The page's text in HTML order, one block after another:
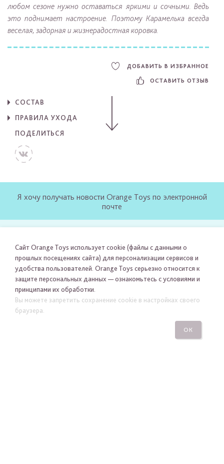
любом сезоне нужно оставаться яркими и сочными. Ведь
это поднимает настроение. Поэтому Карамелька всегда
веселая, задорная и жизнерадостная коровка.
ДОБАВИТЬ В ИЗБРАННОЕ
ОСТАВИТЬ ОТЗЫВ
СОСТАВ
ПРАВИЛА УХОДА
ПОДЕЛИТЬСЯ
Я хочу получать новости Orange Toys по электронной
почте
ПОДПИСАТЬСЯ
Сайт Orange Toys использует cookie (файлы с данными о
прошлых посещениях сайта) для персонализации сервисов и
удобства пользователей. Orange Toys серьезно относится к
защите персональных данных — ознакомьтесь с условиями и
принципами их обработки.
Вы можете запретить сохранение cookie в настройках своего
браузера.
ОК